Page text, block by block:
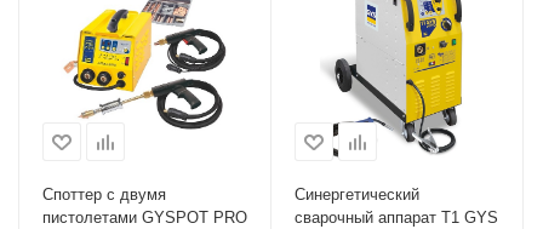
Споттер с двумя
пистолетами GYSPOT PRO
Синергетический
сварочный аппарат T1 GYS